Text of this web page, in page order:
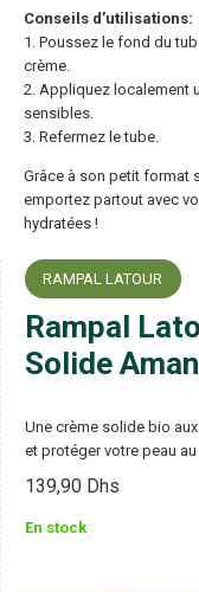
Conseils d’utilisations:
1. Poussez le fond du
crème.
2. Appliquez localement
sensibles.
3. Refermez le tube.
Grâce à son petit format
emportez partout avec
hydratées !
RAMPAL LATOUR
Rampal
Solide
Une crème solide bio
et protéger votre peau
139,90 Dhs
En stock